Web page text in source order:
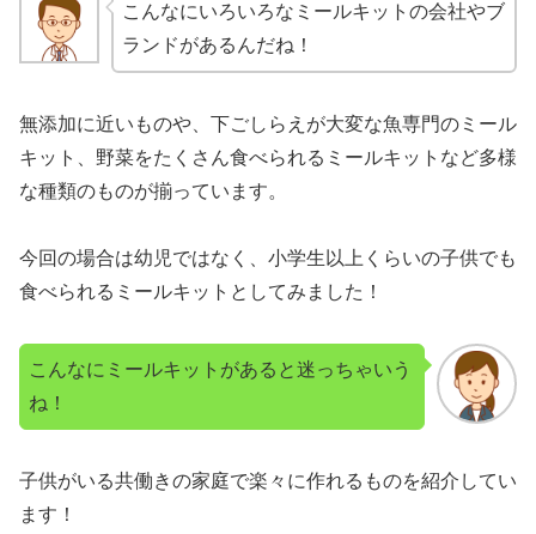
こんなにいろいろなミールキットの会社やブ
ランドがあるんだね！
無添加に近いものや、下ごしらえが大変な魚専門のミール
キット、野菜をたくさん食べられるミールキットなど多様
な種類のものが揃っています。
今回の場合は幼児ではなく、小学生以上くらいの子供でも
食べられるミールキットとしてみました！
こんなにミールキットがあると迷っちゃいう
ね！
子供がいる共働きの家庭で楽々に作れるものを紹介してい
ます！